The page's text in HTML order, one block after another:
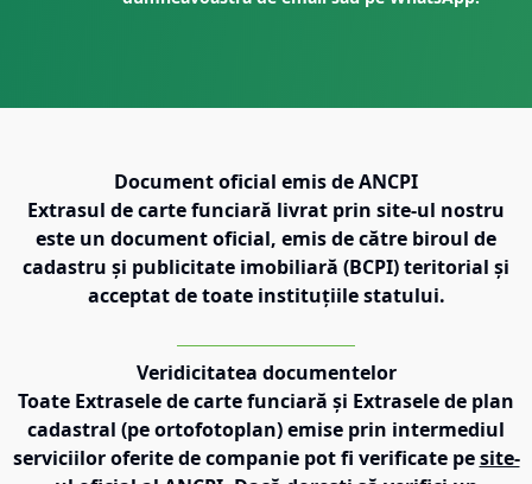
Document oficial emis de ANCPI
Extrasul de carte funciară livrat prin site-ul nostru
este un document oficial, emis de către biroul de
cadastru și publicitate imobiliară (BCPI) teritorial și
acceptat de toate instituțiile statului.
Veridicitatea documentelor
Toate Extrasele de carte funciară și Extrasele de plan
cadastral (pe ortofotoplan) emise prin intermediul
serviciilor oferite de companie pot fi verificate pe site-